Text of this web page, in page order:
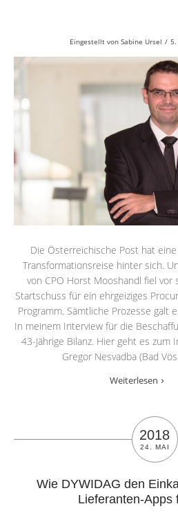
Eingestellt von Sabine Ursel / 5.
Die Österreichische Post hat
Transformationsreise hinter sich.
von CPO Horst Mooshandl fiel vor
Startschuss für ein ehrgeiziges
Programm. Sämtliche Prozesse galt
In meinem Interview für die
43-Jährige Bilanz. Hier geht es
Gregor Nesvadba (Bad
Weiterlesen
2018
24. MAI
Wie DYWIDAG den
Lieferanten-Apps